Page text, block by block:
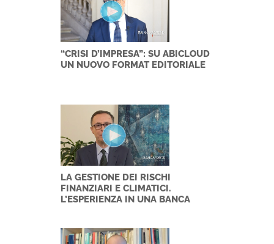
“CRISI D’IMPRESA”: SU ABICLOUD
UN NUOVO FORMAT EDITORIALE
LA GESTIONE DEI RISCHI
FINANZIARI E CLIMATICI.
L’ESPERIENZA IN UNA BANCA